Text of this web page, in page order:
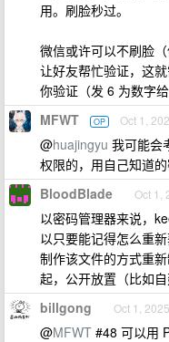
用。刷脸秒过。
微信或许可以不刷脸
让好友帮忙验证，这
你验证（发 6 为数字给
MFWT OP Oct 1,
@huajingyu 我可能会
权限的，用自己知道
BloodBlade Oct 1,
以密码管理器来说，
以只要能记得怎么重
制作该文件的方式重
起，公开放置（比如
billgong Oct 1, 2025
@MFWT #48 可以用